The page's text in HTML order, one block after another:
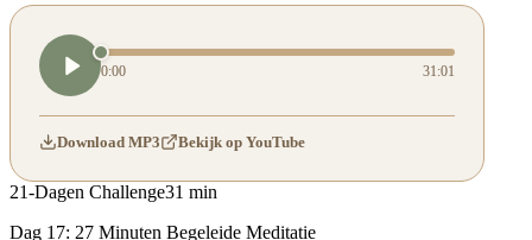
0:00 31:01
Download MP3 Bekijk op YouTube
21-Dagen Challenge31 min
Dag 17: 27 Minuten Begeleide Meditatie